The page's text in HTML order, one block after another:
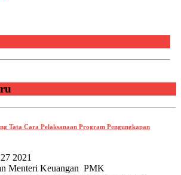
Tata Cara Pelaksanaan Program Pengungkapan
2021
Menteri Keuangan PMK